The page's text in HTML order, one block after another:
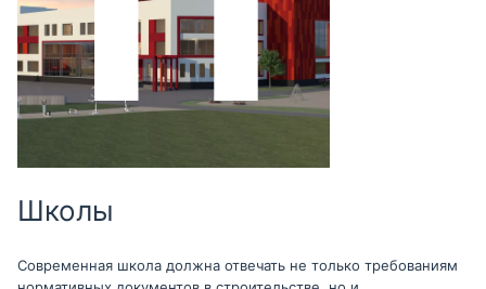
Школы
Современная школа должна отвечать не только требованиям